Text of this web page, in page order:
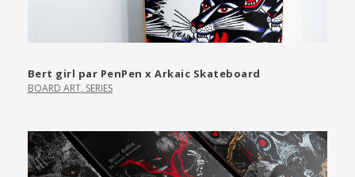
Bert girl par PenPen x Arkaic Skateboard
BOARD ART, SERIES